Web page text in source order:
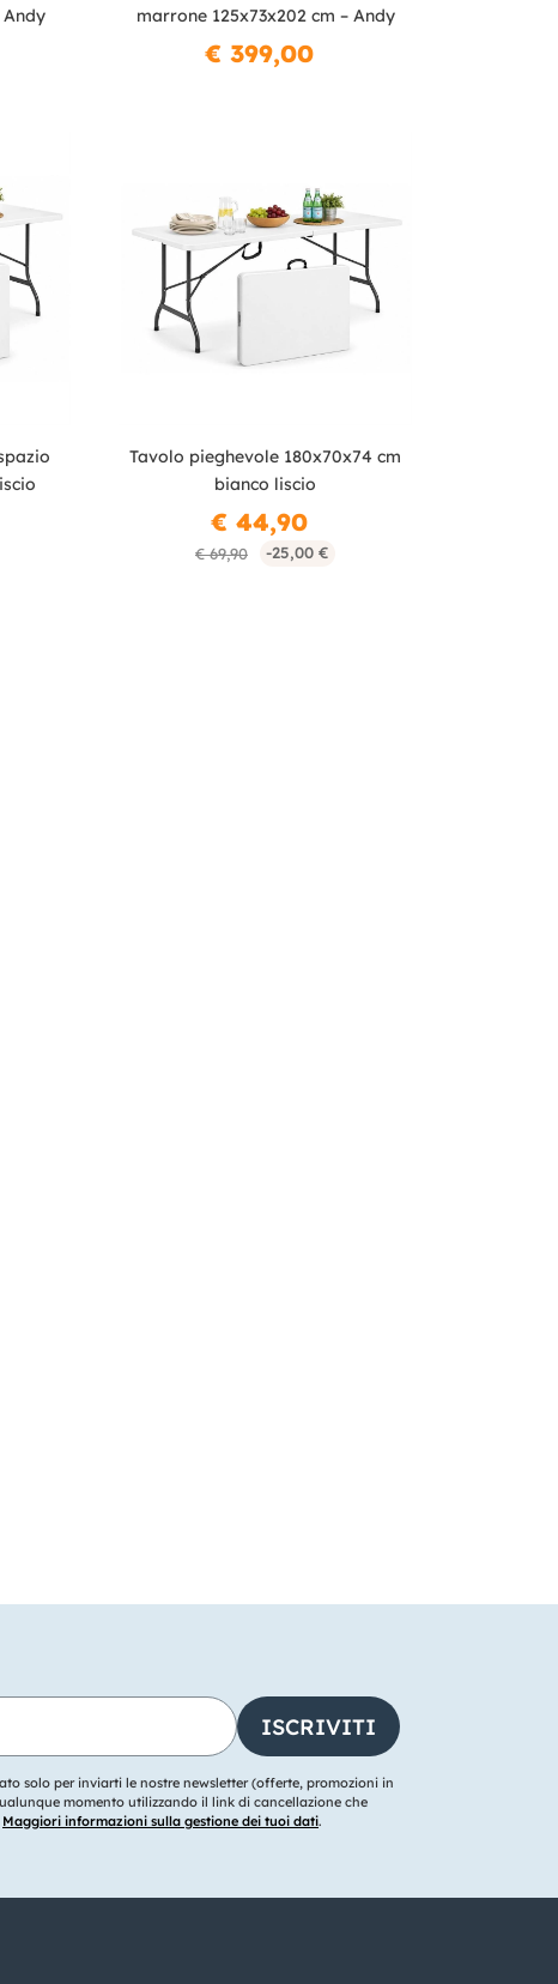
Andy
marrone 125x73x202 cm – Andy
€ 399,00
Tavolo pieghevole 180x70x74 cm
bianco liscio
€ 69,90 -25,00 €
€ 44,90
solo per inviarti le nostre newsletter (offerte, promozioni in
momento utilizzando il link di cancellazione che
Maggiori informazioni sulla gestione dei tuoi dati.